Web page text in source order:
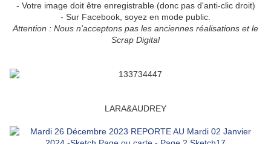
- Votre image doit être enregistrable (donc pas d'anti-clic droit)
- Sur Facebook, soyez en mode public.
Attention : Nous n'acceptons pas les anciennes réalisations et le
Scrap Digital
LARA&AUDREY